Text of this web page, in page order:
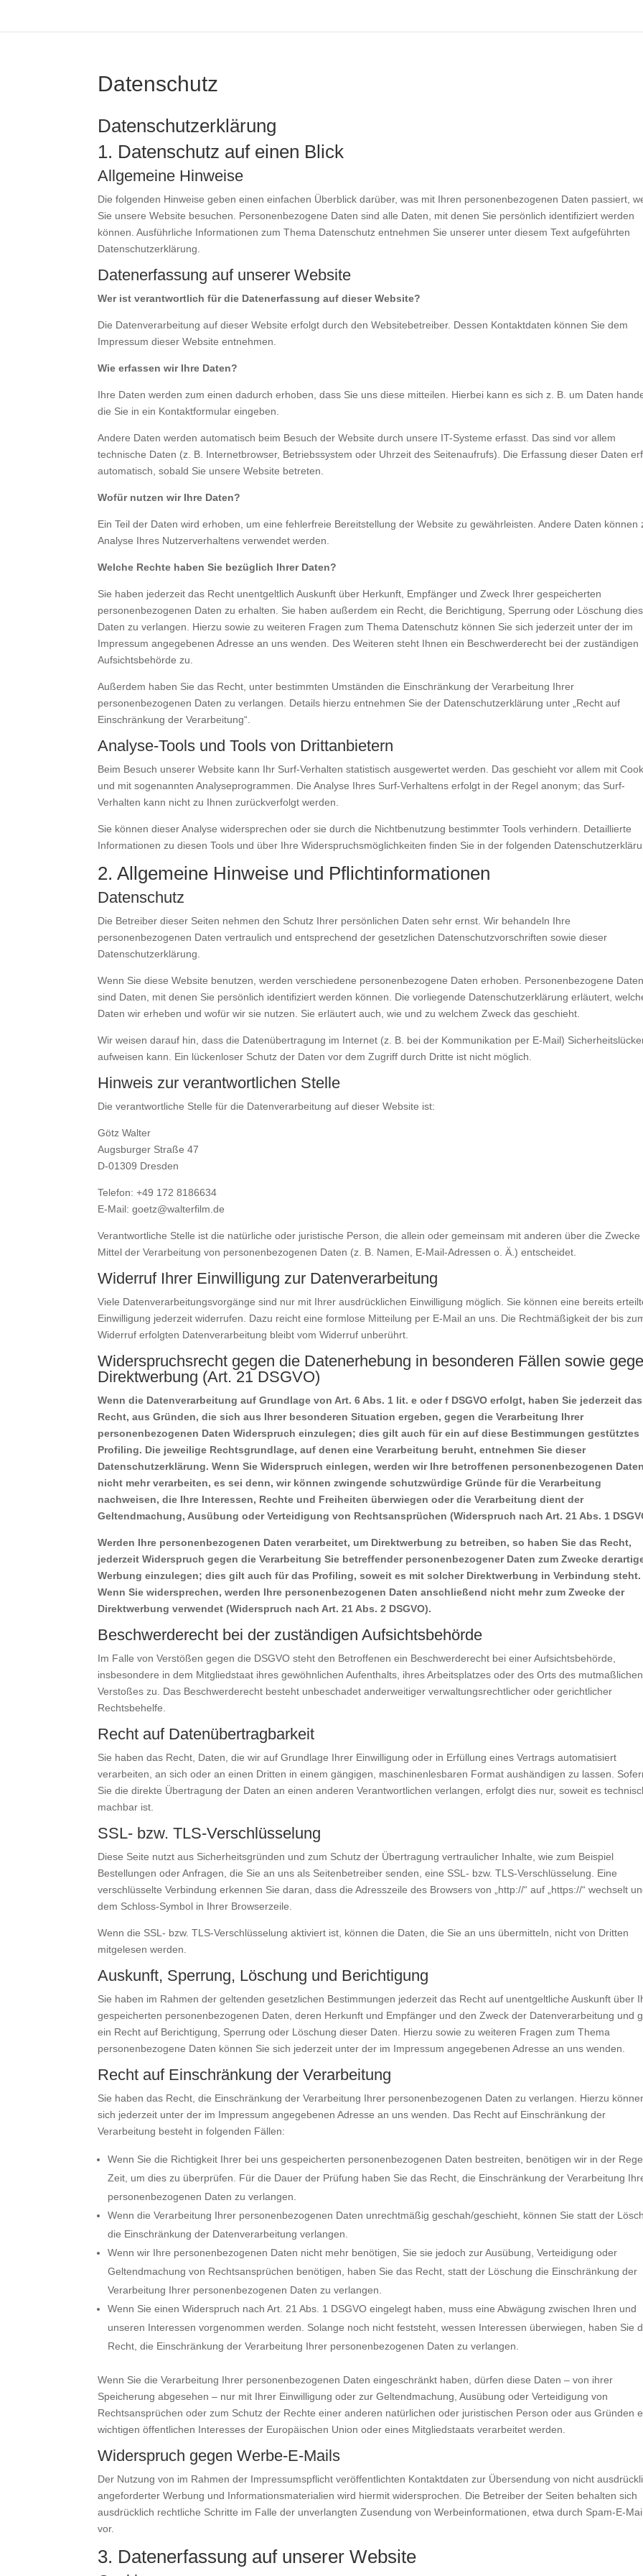
Datenschutz
Datenschutzerklärung
1. Datenschutz auf einen Blick
Allgemeine Hinweise
Die folgenden Hinweise geben einen einfachen Überblick darüber, was mit Ihren personenbezogenen Daten passiert,
Sie unsere Website besuchen. Personenbezogene Daten sind alle Daten, mit denen Sie persönlich identifiziert werden
können. Ausführliche Informationen zum Thema Datenschutz entnehmen Sie unserer unter diesem Text aufgeführten
Datenschutzerklärung.
Datenerfassung auf unserer Website
Wer ist verantwortlich für die Datenerfassung auf dieser Website?
Die Datenverarbeitung auf dieser Website erfolgt durch den Websitebetreiber. Dessen Kontaktdaten können Sie dem
Impressum dieser Website entnehmen.
Wie erfassen wir Ihre Daten?
Ihre Daten werden zum einen dadurch erhoben, dass Sie uns diese mitteilen. Hierbei kann es sich z. B. um Daten
die Sie in ein Kontaktformular eingeben.
Andere Daten werden automatisch beim Besuch der Website durch unsere IT-Systeme erfasst. Das sind vor allem
technische Daten (z. B. Internetbrowser, Betriebssystem oder Uhrzeit des Seitenaufrufs). Die Erfassung dieser Daten
automatisch, sobald Sie unsere Website betreten.
Wofür nutzen wir Ihre Daten?
Ein Teil der Daten wird erhoben, um eine fehlerfreie Bereitstellung der Website zu gewährleisten. Andere Daten können
Analyse Ihres Nutzerverhaltens verwendet werden.
Welche Rechte haben Sie bezüglich Ihrer Daten?
Sie haben jederzeit das Recht unentgeltlich Auskunft über Herkunft, Empfänger und Zweck Ihrer gespeicherten
personenbezogenen Daten zu erhalten. Sie haben außerdem ein Recht, die Berichtigung, Sperrung oder Löschung
Daten zu verlangen. Hierzu sowie zu weiteren Fragen zum Thema Datenschutz können Sie sich jederzeit unter der im
Impressum angegebenen Adresse an uns wenden. Des Weiteren steht Ihnen ein Beschwerderecht bei der zuständigen
Aufsichtsbehörde zu.
Außerdem haben Sie das Recht, unter bestimmten Umständen die Einschränkung der Verarbeitung Ihrer
personenbezogenen Daten zu verlangen. Details hierzu entnehmen Sie der Datenschutzerklärung unter „Recht auf
Einschränkung der Verarbeitung“.
Analyse-Tools und Tools von Drittanbietern
Beim Besuch unserer Website kann Ihr Surf-Verhalten statistisch ausgewertet werden. Das geschieht vor allem mit
und mit sogenannten Analyseprogrammen. Die Analyse Ihres Surf-Verhaltens erfolgt in der Regel anonym; das Surf-
Verhalten kann nicht zu Ihnen zurückverfolgt werden.
Sie können dieser Analyse widersprechen oder sie durch die Nichtbenutzung bestimmter Tools verhindern. Detaillierte
Informationen zu diesen Tools und über Ihre Widerspruchsmöglichkeiten finden Sie in der folgenden
2. Allgemeine Hinweise und Pflichtinformationen
Datenschutz
Die Betreiber dieser Seiten nehmen den Schutz Ihrer persönlichen Daten sehr ernst. Wir behandeln Ihre
personenbezogenen Daten vertraulich und entsprechend der gesetzlichen Datenschutzvorschriften sowie dieser
Datenschutzerklärung.
Wenn Sie diese Website benutzen, werden verschiedene personenbezogene Daten erhoben. Personenbezogene Daten
sind Daten, mit denen Sie persönlich identifiziert werden können. Die vorliegende Datenschutzerklärung erläutert,
Daten wir erheben und wofür wir sie nutzen. Sie erläutert auch, wie und zu welchem Zweck das geschieht.
Wir weisen darauf hin, dass die Datenübertragung im Internet (z. B. bei der Kommunikation per E-Mail)
aufweisen kann. Ein lückenloser Schutz der Daten vor dem Zugriff durch Dritte ist nicht möglich.
Hinweis zur verantwortlichen Stelle
Die verantwortliche Stelle für die Datenverarbeitung auf dieser Website ist:
Götz Walter
Augsburger Straße 47
D-01309 Dresden
Telefon: +49 172 8186634
E-Mail: goetz@walterfilm.de
Verantwortliche Stelle ist die natürliche oder juristische Person, die allein oder gemeinsam mit anderen über die Zwecke
Mittel der Verarbeitung von personenbezogenen Daten (z. B. Namen, E-Mail-Adressen o. Ä.) entscheidet.
Widerruf Ihrer Einwilligung zur Datenverarbeitung
Viele Datenverarbeitungsvorgänge sind nur mit Ihrer ausdrücklichen Einwilligung möglich. Sie können eine bereits
Einwilligung jederzeit widerrufen. Dazu reicht eine formlose Mitteilung per E-Mail an uns. Die Rechtmäßigkeit der bis
Widerruf erfolgten Datenverarbeitung bleibt vom Widerruf unberührt.
Widerspruchsrecht gegen die Datenerhebung in besonderen Fällen sowie
Direktwerbung (Art. 21 DSGVO)
Wenn die Datenverarbeitung auf Grundlage von Art. 6 Abs. 1 lit. e oder f DSGVO erfolgt, haben Sie jederzeit das
Recht, aus Gründen, die sich aus Ihrer besonderen Situation ergeben, gegen die Verarbeitung Ihrer
personenbezogenen Daten Widerspruch einzulegen; dies gilt auch für ein auf diese Bestimmungen gestütztes
Profiling. Die jeweilige Rechtsgrundlage, auf denen eine Verarbeitung beruht, entnehmen Sie dieser
Datenschutzerklärung. Wenn Sie Widerspruch einlegen, werden wir Ihre betroffenen personenbezogenen Daten
nicht mehr verarbeiten, es sei denn, wir können zwingende schutzwürdige Gründe für die Verarbeitung
nachweisen, die Ihre Interessen, Rechte und Freiheiten überwiegen oder die Verarbeitung dient der
Geltendmachung, Ausübung oder Verteidigung von Rechtsansprüchen (Widerspruch nach Art. 21 Abs. 1
Werden Ihre personenbezogenen Daten verarbeitet, um Direktwerbung zu betreiben, so haben Sie das Recht,
jederzeit Widerspruch gegen die Verarbeitung Sie betreffender personenbezogener Daten zum Zwecke
Werbung einzulegen; dies gilt auch für das Profiling, soweit es mit solcher Direktwerbung in Verbindung steht.
Wenn Sie widersprechen, werden Ihre personenbezogenen Daten anschließend nicht mehr zum Zwecke der
Direktwerbung verwendet (Widerspruch nach Art. 21 Abs. 2 DSGVO).
Beschwerderecht bei der zuständigen Aufsichtsbehörde
Im Falle von Verstößen gegen die DSGVO steht den Betroffenen ein Beschwerderecht bei einer Aufsichtsbehörde,
insbesondere in dem Mitgliedstaat ihres gewöhnlichen Aufenthalts, ihres Arbeitsplatzes oder des Orts des mutmaßlichen
Verstoßes zu. Das Beschwerderecht besteht unbeschadet anderweitiger verwaltungsrechtlicher oder gerichtlicher
Rechtsbehelfe.
Recht auf Datenübertragbarkeit
Sie haben das Recht, Daten, die wir auf Grundlage Ihrer Einwilligung oder in Erfüllung eines Vertrags automatisiert
verarbeiten, an sich oder an einen Dritten in einem gängigen, maschinenlesbaren Format aushändigen zu lassen.
Sie die direkte Übertragung der Daten an einen anderen Verantwortlichen verlangen, erfolgt dies nur, soweit es
machbar ist.
SSL- bzw. TLS-Verschlüsselung
Diese Seite nutzt aus Sicherheitsgründen und zum Schutz der Übertragung vertraulicher Inhalte, wie zum Beispiel
Bestellungen oder Anfragen, die Sie an uns als Seitenbetreiber senden, eine SSL- bzw. TLS-Verschlüsselung. Eine
verschlüsselte Verbindung erkennen Sie daran, dass die Adresszeile des Browsers von „http://“ auf „https://“ wechselt
dem Schloss-Symbol in Ihrer Browserzeile.
Wenn die SSL- bzw. TLS-Verschlüsselung aktiviert ist, können die Daten, die Sie an uns übermitteln, nicht von Dritten
mitgelesen werden.
Auskunft, Sperrung, Löschung und Berichtigung
Sie haben im Rahmen der geltenden gesetzlichen Bestimmungen jederzeit das Recht auf unentgeltliche Auskunft über
gespeicherten personenbezogenen Daten, deren Herkunft und Empfänger und den Zweck der Datenverarbeitung und
ein Recht auf Berichtigung, Sperrung oder Löschung dieser Daten. Hierzu sowie zu weiteren Fragen zum Thema
personenbezogene Daten können Sie sich jederzeit unter der im Impressum angegebenen Adresse an uns wenden.
Recht auf Einschränkung der Verarbeitung
Sie haben das Recht, die Einschränkung der Verarbeitung Ihrer personenbezogenen Daten zu verlangen. Hierzu
sich jederzeit unter der im Impressum angegebenen Adresse an uns wenden. Das Recht auf Einschränkung der
Verarbeitung besteht in folgenden Fällen:
Wenn Sie die Richtigkeit Ihrer bei uns gespeicherten personenbezogenen Daten bestreiten, benötigen wir in der
Zeit, um dies zu überprüfen. Für die Dauer der Prüfung haben Sie das Recht, die Einschränkung der Verarbeitung
personenbezogenen Daten zu verlangen.
Wenn die Verarbeitung Ihrer personenbezogenen Daten unrechtmäßig geschah/geschieht, können Sie statt der
die Einschränkung der Datenverarbeitung verlangen.
Wenn wir Ihre personenbezogenen Daten nicht mehr benötigen, Sie sie jedoch zur Ausübung, Verteidigung oder
Geltendmachung von Rechtsansprüchen benötigen, haben Sie das Recht, statt der Löschung die Einschränkung der
Verarbeitung Ihrer personenbezogenen Daten zu verlangen.
Wenn Sie einen Widerspruch nach Art. 21 Abs. 1 DSGVO eingelegt haben, muss eine Abwägung zwischen Ihren und
unseren Interessen vorgenommen werden. Solange noch nicht feststeht, wessen Interessen überwiegen, haben Sie
Recht, die Einschränkung der Verarbeitung Ihrer personenbezogenen Daten zu verlangen.
Wenn Sie die Verarbeitung Ihrer personenbezogenen Daten eingeschränkt haben, dürfen diese Daten – von ihrer
Speicherung abgesehen – nur mit Ihrer Einwilligung oder zur Geltendmachung, Ausübung oder Verteidigung von
Rechtsansprüchen oder zum Schutz der Rechte einer anderen natürlichen oder juristischen Person oder aus Gründen
wichtigen öffentlichen Interesses der Europäischen Union oder eines Mitgliedstaats verarbeitet werden.
Widerspruch gegen Werbe-E-Mails
Der Nutzung von im Rahmen der Impressumspflicht veröffentlichten Kontaktdaten zur Übersendung von nicht
angeforderter Werbung und Informationsmaterialien wird hiermit widersprochen. Die Betreiber der Seiten behalten sich
ausdrücklich rechtliche Schritte im Falle der unverlangten Zusendung von Werbeinformationen, etwa durch Spam-E-
vor.
3. Datenerfassung auf unserer Website